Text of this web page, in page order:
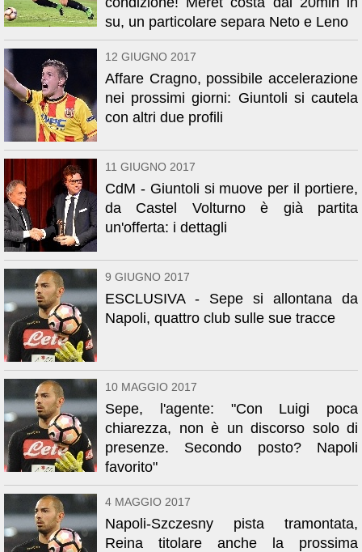
su, un particolare separa Neto e Leno
12 GIUGNO 2017
Affare Cragno, possibile accelerazione
nei prossimi giorni: Giuntoli si cautela
con altri due profili
11 GIUGNO 2017
CdM - Giuntoli si muove per il portiere,
da Castel Volturno è già partita
un'offerta: i dettagli
9 GIUGNO 2017
ESCLUSIVA - Sepe si allontana da
Napoli, quattro club sulle sue tracce
10 MAGGIO 2017
Sepe, l'agente: "Con Luigi poca
chiarezza, non è un discorso solo di
presenze. Secondo posto? Napoli
favorito"
4 MAGGIO 2017
Napoli-Szczesny pista tramontata,
Reina titolare anche la prossima